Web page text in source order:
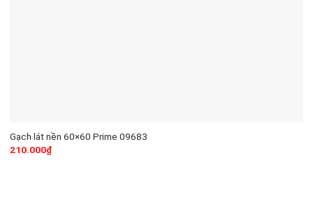
Gạch lát nền 60×60 Prime 09683
210.000₫